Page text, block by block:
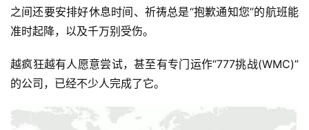
之间还要安排好休息时间、祈祷总是“抱歉通知您”的航班能
准时起降，以及千万别受伤。
越疯狂越有人愿意尝试，甚至有专门运作“777挑战(WMC)”
的公司，已经不少人完成了它。